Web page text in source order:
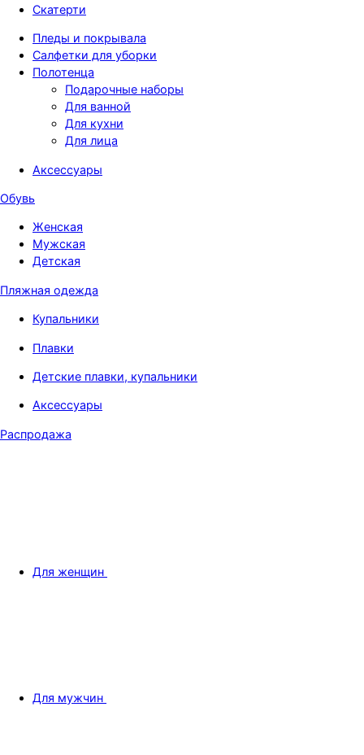
Скатерти
Пледы и покрывала
Салфетки для уборки
Полотенца
Подарочные наборы
Для ванной
Для кухни
Для лица
Аксессуары
Обувь
Женская
Мужская
Детская
Пляжная одежда
Купальники
Плавки
Детские плавки, купальники
Аксессуары
Распродажа
Для женщин
Для мужчин